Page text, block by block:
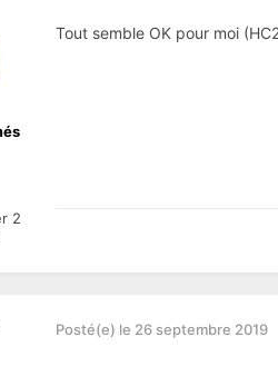
2
Tout semble OK pour moi
Posté(e) le 26 septembre 2019